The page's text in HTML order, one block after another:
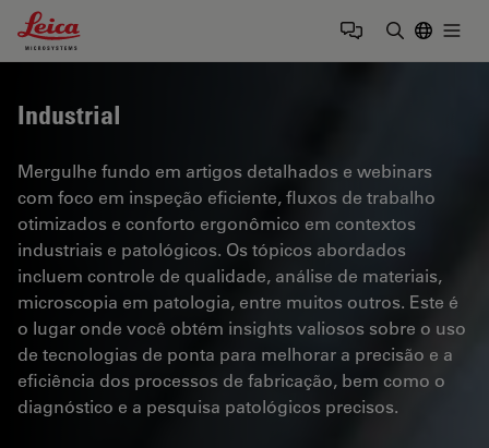
Leica Microsystems Logo
Industrial
Mergulhe fundo em artigos detalhados e webinars
com foco em inspeção eficiente, fluxos de trabalho
otimizados e conforto ergonômico em contextos
industriais e patológicos. Os tópicos abordados
incluem controle de qualidade, análise de materiais,
microscopia em patologia, entre muitos outros. Este é
o lugar onde você obtém insights valiosos sobre o uso
de tecnologias de ponta para melhorar a precisão e a
eficiência dos processos de fabricação, bem como o
diagnóstico e a pesquisa patológicos precisos.